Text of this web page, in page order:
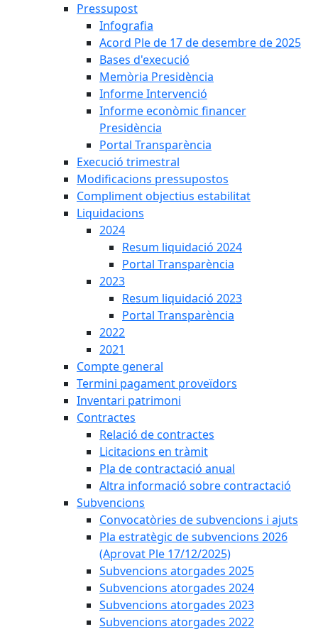
Pressupost
Infografia
Acord Ple de 17 de desembre de 2025
Bases d'execució
Memòria Presidència
Informe Intervenció
Informe econòmic financer
Presidència
Portal Transparència
Execució trimestral
Modificacions pressupostos
Compliment objectius estabilitat
Liquidacions
2024
Resum liquidació 2024
Portal Transparència
2023
Resum liquidació 2023
Portal Transparència
2022
2021
Compte general
Termini pagament proveïdors
Inventari patrimoni
Contractes
Relació de contractes
Licitacions en tràmit
Pla de contractació anual
Altra informació sobre contractació
Subvencions
Convocatòries de subvencions i ajuts
Pla estratègic de subvencions 2026
(Aprovat Ple 17/12/2025)
Subvencions atorgades 2025
Subvencions atorgades 2024
Subvencions atorgades 2023
Subvencions atorgades 2022